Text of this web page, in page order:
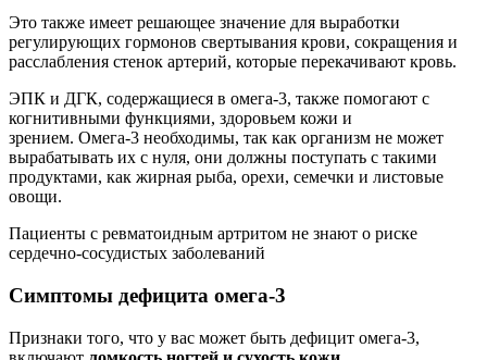
Это также имеет решающее значение для выработки
регулирующих гормонов свертывания крови, сокращения и
расслабления стенок артерий, которые перекачивают кровь.
ЭПК и ДГК, содержащиеся в омега-3, также помогают с
когнитивными функциями, здоровьем кожи и
зрением. Омега-3 необходимы, так как организм не может
вырабатывать их с нуля, они должны поступать с такими
продуктами, как жирная рыба, орехи, семечки и листовые
овощи.
Пациенты с ревматоидным артритом не знают о риске
сердечно-сосудистых заболеваний
Симптомы дефицита омега-3
Признаки того, что у вас может быть дефицит омега-3,